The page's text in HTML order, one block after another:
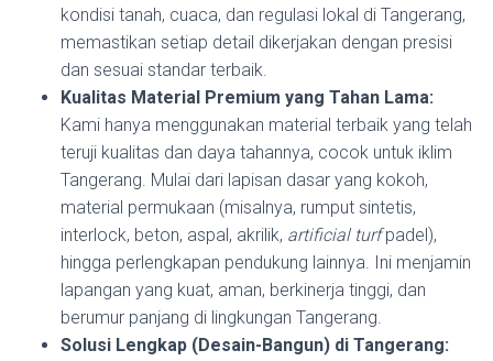
kondisi tanah, cuaca, dan regulasi lokal di Tangerang,
memastikan setiap detail dikerjakan dengan presisi
dan sesuai standar terbaik.
Kualitas Material Premium yang Tahan Lama:
Kami hanya menggunakan material terbaik yang telah
teruji kualitas dan daya tahannya, cocok untuk iklim
Tangerang. Mulai dari lapisan dasar yang kokoh,
material permukaan (misalnya, rumput sintetis,
interlock, beton, aspal, akrilik, artificial turfpadel),
hingga perlengkapan pendukung lainnya. Ini menjamin
lapangan yang kuat, aman, berkinerja tinggi, dan
berumur panjang di lingkungan Tangerang.
Solusi Lengkap (Desain-Bangun) di Tangerang: